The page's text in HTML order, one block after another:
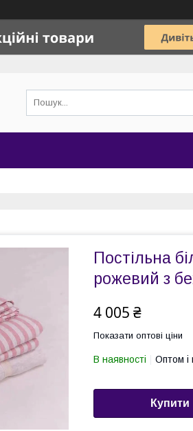
Постільна
рожевий з
4 005 ₴
Показати оптові ціни
В наявності Оптом і
Купити